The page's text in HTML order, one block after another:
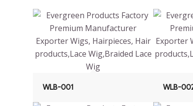
WLB-001 WLB-